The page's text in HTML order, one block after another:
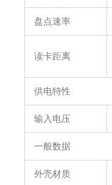
盘点速率
读卡距离
供电特性
输入电压
一般数据
外壳材质